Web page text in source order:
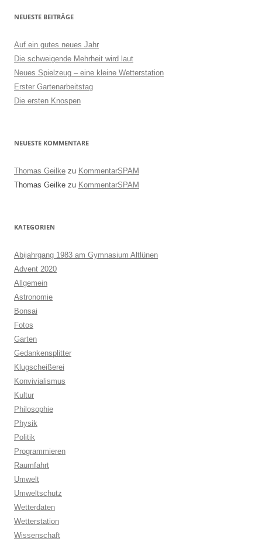
NEUESTE BEITRÄGE
Auf ein gutes neues Jahr
Die schweigende Mehrheit wird laut
Neues Spielzeug – eine kleine Wetterstation
Erster Gartenarbeitstag
Die ersten Knospen
NEUESTE KOMMENTARE
Thomas Geilke zu KommentarSPAM
Thomas Geilke zu KommentarSPAM
KATEGORIEN
Abijahrgang 1983 am Gymnasium Altlünen
Advent 2020
Allgemein
Astronomie
Bonsai
Fotos
Garten
Gedankensplitter
Klugscheißerei
Konvivialismus
Kultur
Philosophie
Physik
Politik
Programmieren
Raumfahrt
Umwelt
Umweltschutz
Wetterdaten
Wetterstation
Wissenschaft